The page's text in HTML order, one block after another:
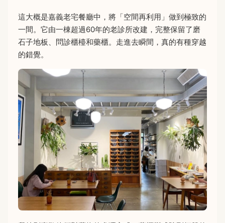
這大概是嘉義老宅餐廳中，將「空間再利用」做到極致的
一間。它由一棟超過60年的老診所改建，完整保留了磨
石子地板、問診櫃檯和藥櫃。走進去瞬間，真的有種穿越
的錯覺。